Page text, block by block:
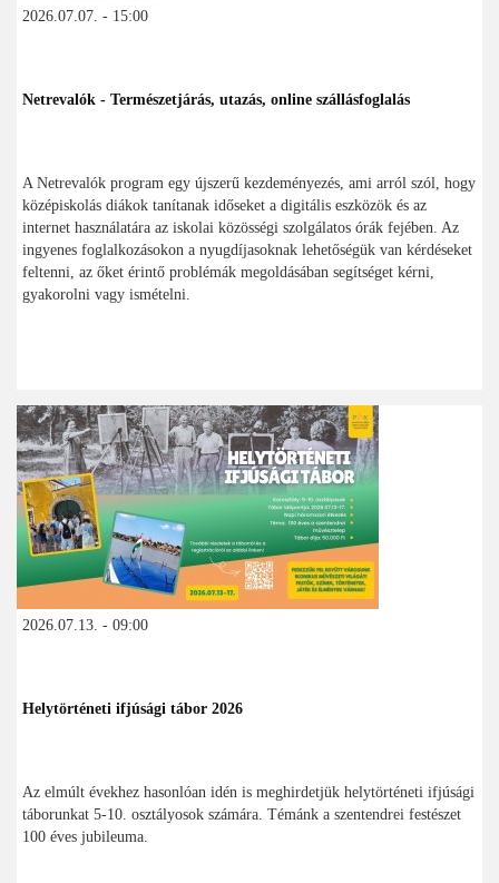
2026.07.07. - 15:00
Netrevalók - Természetjárás, utazás, online szállásfoglalás
A Netrevalók program egy újszerű kezdeményezés, ami arról szól, hogy
középiskolás diákok tanítanak időseket a digitális eszközök és az
internet használatára az iskolai közösségi szolgálatos órák fejében. Az
ingyenes foglalkozásokon a nyugdíjasoknak lehetőségük van kérdéseket
feltenni, az őket érintő problémák megoldásában segítséget kérni,
gyakorolni vagy ismételni.
2026.07.13. - 09:00
Helytörténeti ifjúsági tábor 2026
Az elmúlt évekhez hasonlóan idén is meghirdetjük helytörténeti ifjúsági
táborunkat 5-10. osztályosok számára. Témánk a szentendrei festészet
100 éves jubileuma.